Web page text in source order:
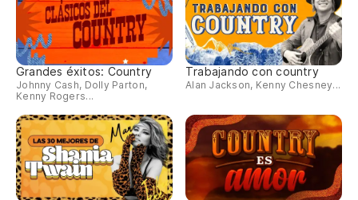
Grandes éxitos: Country
Johnny Cash, Dolly Parton,
Kenny Rogers...
Trabajando con country
Alan Jackson, Kenny Chesney...